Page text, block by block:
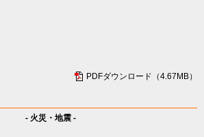
PDFダウンロード（4.67MB）
- 火災・地震 -